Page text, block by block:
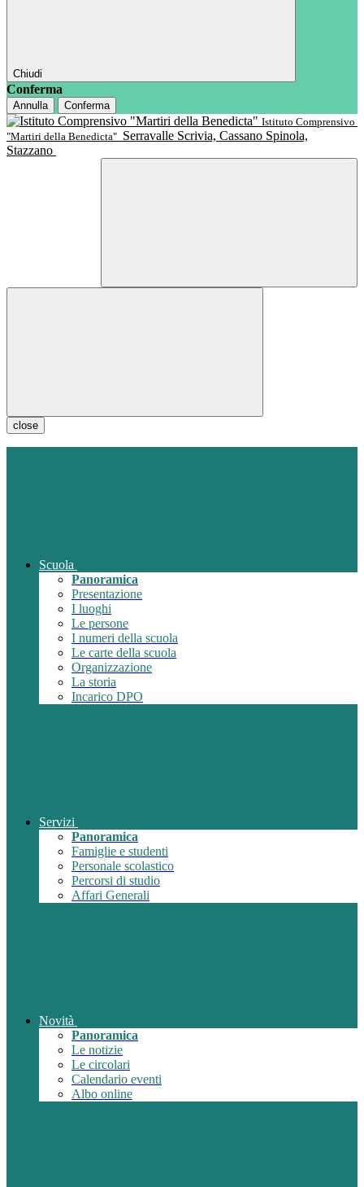
Chiudi
Conferma
Annulla
Conferma
Istituto Comprensivo
"Martiri della Benedicta" Serravalle Scrivia, Cassano Spinola,
Stazzano
close
Scuola
Panoramica
Presentazione
I luoghi
Le persone
I numeri della scuola
Le carte della scuola
Organizzazione
La storia
Incarico DPO
Servizi
Panoramica
Famiglie e studenti
Personale scolastico
Percorsi di studio
Affari Generali
Novità
Panoramica
Le notizie
Le circolari
Calendario eventi
Albo online